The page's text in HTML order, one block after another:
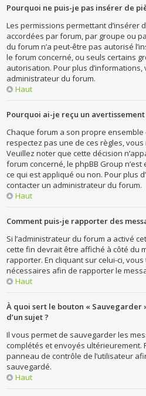
Pourquoi ne puis-je pas insérer de
Les permissions permettant d’insérer
accordées par forum, par groupe ou
du forum n’a peut-être pas autorisé
le forum concerné, ou seuls certains
autorisation. Pour plus
administrateur du forum.
Haut
Pourquoi ai-je reçu un avertissement
Chaque forum a son propre ensemble
respectez pas une de ces règles,
Veuillez noter que cette décision
forum concerné, le phpBB Group
ce qui est appliqué ou non. Pour plus
contacter un administrateur du forum.
Haut
Comment puis-je rapporter des
Si l’administrateur du forum a activé
cette fin devrait être affiché à côté du
rapporter. En cliquant sur celui-ci,
nécessaires afin de rapporter le
Haut
À quoi sert le bouton «
d’un sujet ?
Il vous permet de sauvegarder les
complétés et envoyés ultérieurement.
panneau de contrôle de l’utilisateur
sauvegardé.
Haut